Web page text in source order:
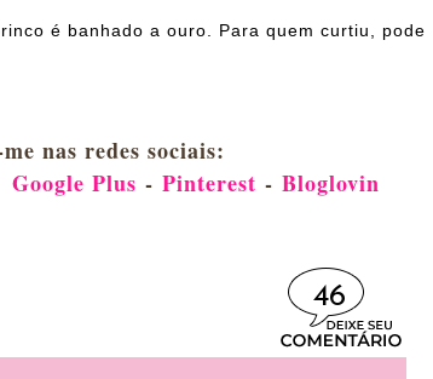
é banhado a ouro. Para quem curtiu, pode
nas redes sociais:
Google Plus - Pinterest - Bloglovin
46